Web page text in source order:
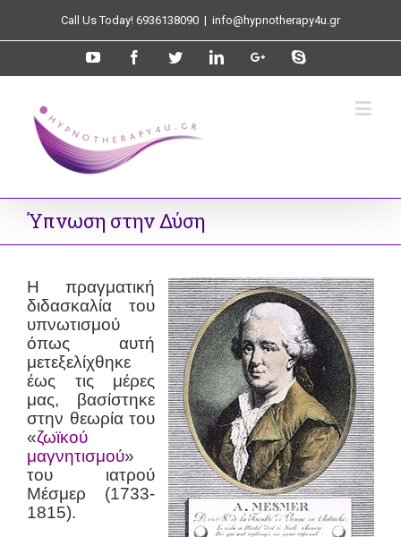
Call Us Today! 6936138090 | info@hypnotherapy4u.gr
Ύπνωση στην Δύση
Η πραγματική
διδασκαλία του
υπνωτισμού
όπως αυτή
μετεξελίχθηκε
έως τις μέρες
μας, βασίστηκε
στην θεωρία του
«ζωϊκού
μαγνητισμού»
του ιατρού
Μέσμερ (1733-
1815).